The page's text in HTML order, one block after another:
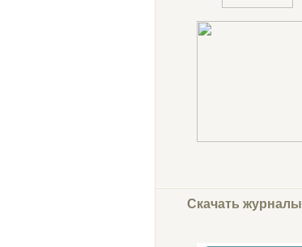
Скачать журналы